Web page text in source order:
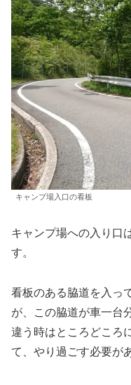
キャンプ場入口の看板
キャンプ場への入り口
す。
看板のある脇道を入っ
が、この脇道が車一台
違う時はところどころ
て、やり過ごす必要が